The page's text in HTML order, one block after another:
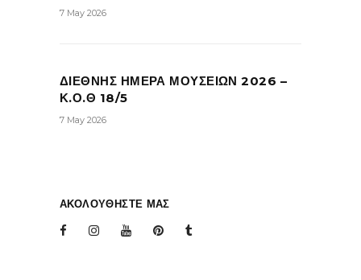
7 May 2026
ΔΙΕΘΝΗΣ ΗΜΕΡΑ ΜΟΥΣΕΙΩΝ 2026 –
Κ.Ο.Θ 18/5
7 May 2026
ΑΚΟΛΟΥΘΗΣΤΕ ΜΑΣ